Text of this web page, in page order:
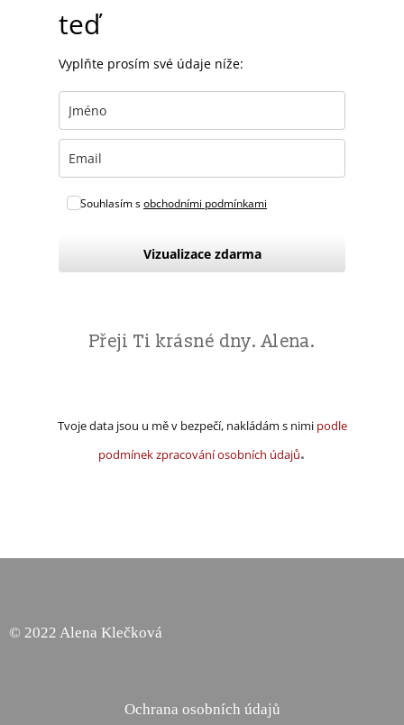
teď
Vyplňte prosím své údaje níže:
Souhlasím sobchodními podmínkami
Vizualizace zdarma
Přeji Ti krásné dny. Alena.
Tvoje data jsou u mě v bezpečí, nakládám s nimi podle
podmínek zpracování osobních údajů.
© 2022 Alena Klečková
Ochrana osobních údajů